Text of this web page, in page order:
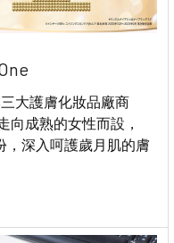
大護膚化妝品廠商
向成熟的女性而設，
，深入呵護歲月肌的膚